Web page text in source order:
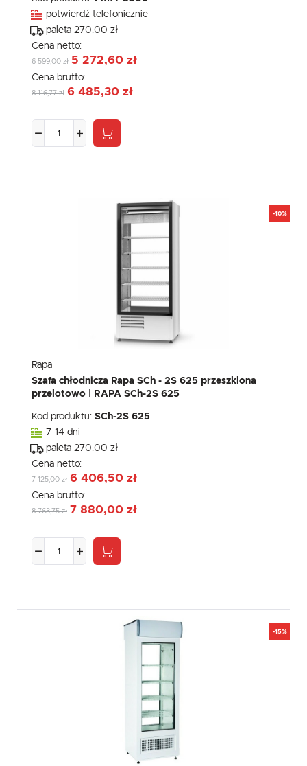
potwierdź telefonicznie
paleta 270.00 zł
Cena netto:
6 599,00 zł 5 272,60 zł
Cena brutto:
8 116,77 zł 6 485,30 zł
-10%
Rapa
Szafa chłodnicza Rapa SCh - 2S 625 przeszklona
przelotowo | RAPA SCh-2S 625
Kod produktu: SCh-2S 625
7-14 dni
paleta 270.00 zł
Cena netto:
7 125,00 zł 6 406,50 zł
Cena brutto:
8 763,75 zł 7 880,00 zł
-15%